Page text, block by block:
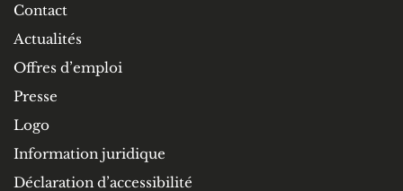
Contact
Actualités
Offres d’emploi
Presse
Logo
Information juridique
Déclaration d’accessibilité